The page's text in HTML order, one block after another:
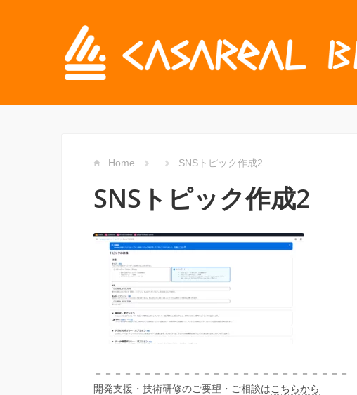
Home SNSトピック作成2
SNSトピック作成2
－－－－－－－－－－－－－－－－－－－－－－－－－－
開発支援・技術研修のご要望・ご相談はこちらから